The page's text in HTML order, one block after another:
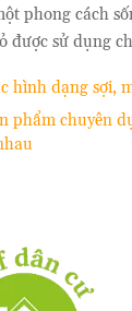
phong cách
được sử dụng
hình dạng sợi,
phẩm chuyên